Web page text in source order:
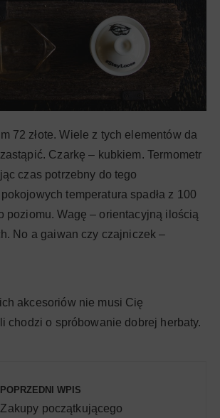
72 złote. Wiele z tych elementów da
Czarkę – kubkiem. Termometr
czas potrzebny do tego
temperatura spadła z 100
poziomu. Wagę – orientacyjną ilością
No a gaiwan czy czajniczek –
akcesoriów nie musi Cię
chodzi o spróbowanie dobrej herbaty.
POPRZEDNI WPIS
Zakupy początkującego